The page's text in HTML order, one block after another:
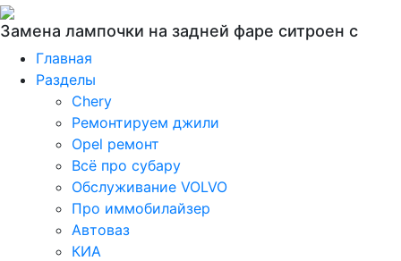
Замена лампочки на задней фаре ситроен с
Главная
Разделы
Chery
Ремонтируем джили
Opel ремонт
Всё про субару
Обслуживание VOLVO
Про иммобилайзер
Автоваз
КИА